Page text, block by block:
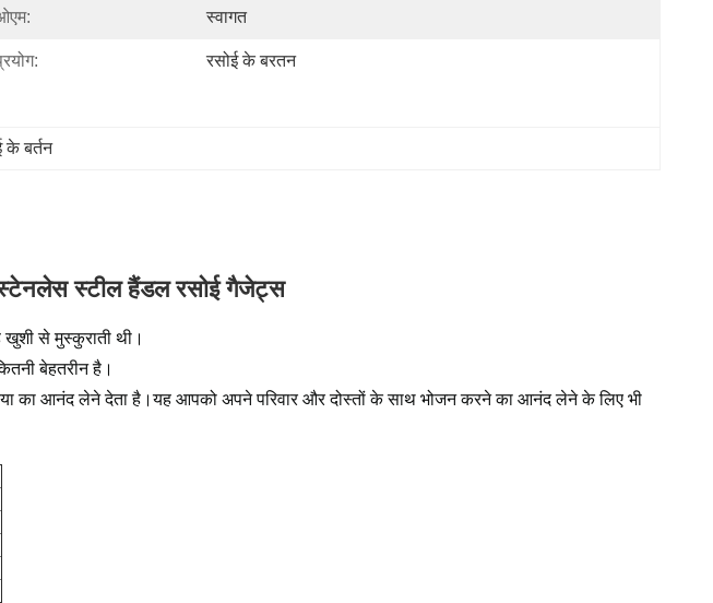
स्वागत
रसोई के बरतन
के बर्तन
स्टेनलेस स्टील हैंडल रसोई गैजेट्स
खुशी से मुस्कुराती थी।
बेहतरीन है।
का आनंद लेने देता है।यह आपको अपने परिवार और दोस्तों के साथ भोजन करने का आनंद लेने के लिए भी